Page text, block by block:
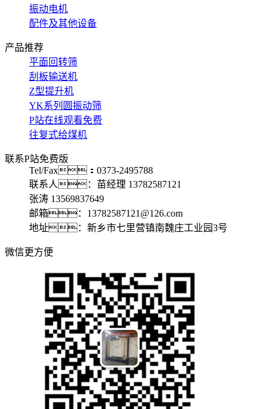
振动电机
配件及其他设备
产品推荐
平面回转筛
刮板输送机
Z型提升机
YK系列圆振动筛
P站在线观看免费
往复式给煤机
联系P站免费版
Tel/Fax：0373-2495788
联系人：苗经理 13782587121
张涛 13569837649
邮箱：13782587121@126.com
地址：新乡市七里营镇南魏庄工业园3号
微信更方便